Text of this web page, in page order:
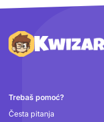
Podnožje
Trebaš pomoć?
Česta pitanja